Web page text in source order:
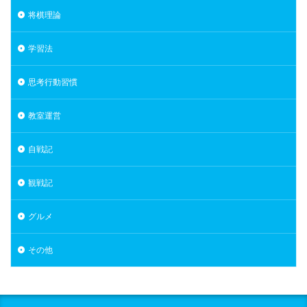
将棋理論
学習法
思考行動習慣
教室運営
自戦記
観戦記
グルメ
その他